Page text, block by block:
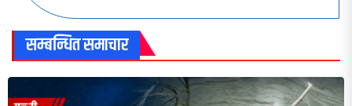
सम्बन्धित समाचार